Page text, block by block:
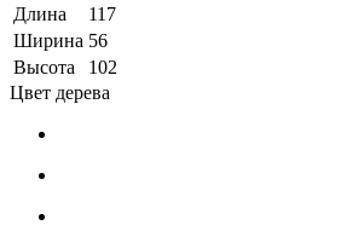
Длина
117
Ширина 56
Высота
102
Цвет дерева